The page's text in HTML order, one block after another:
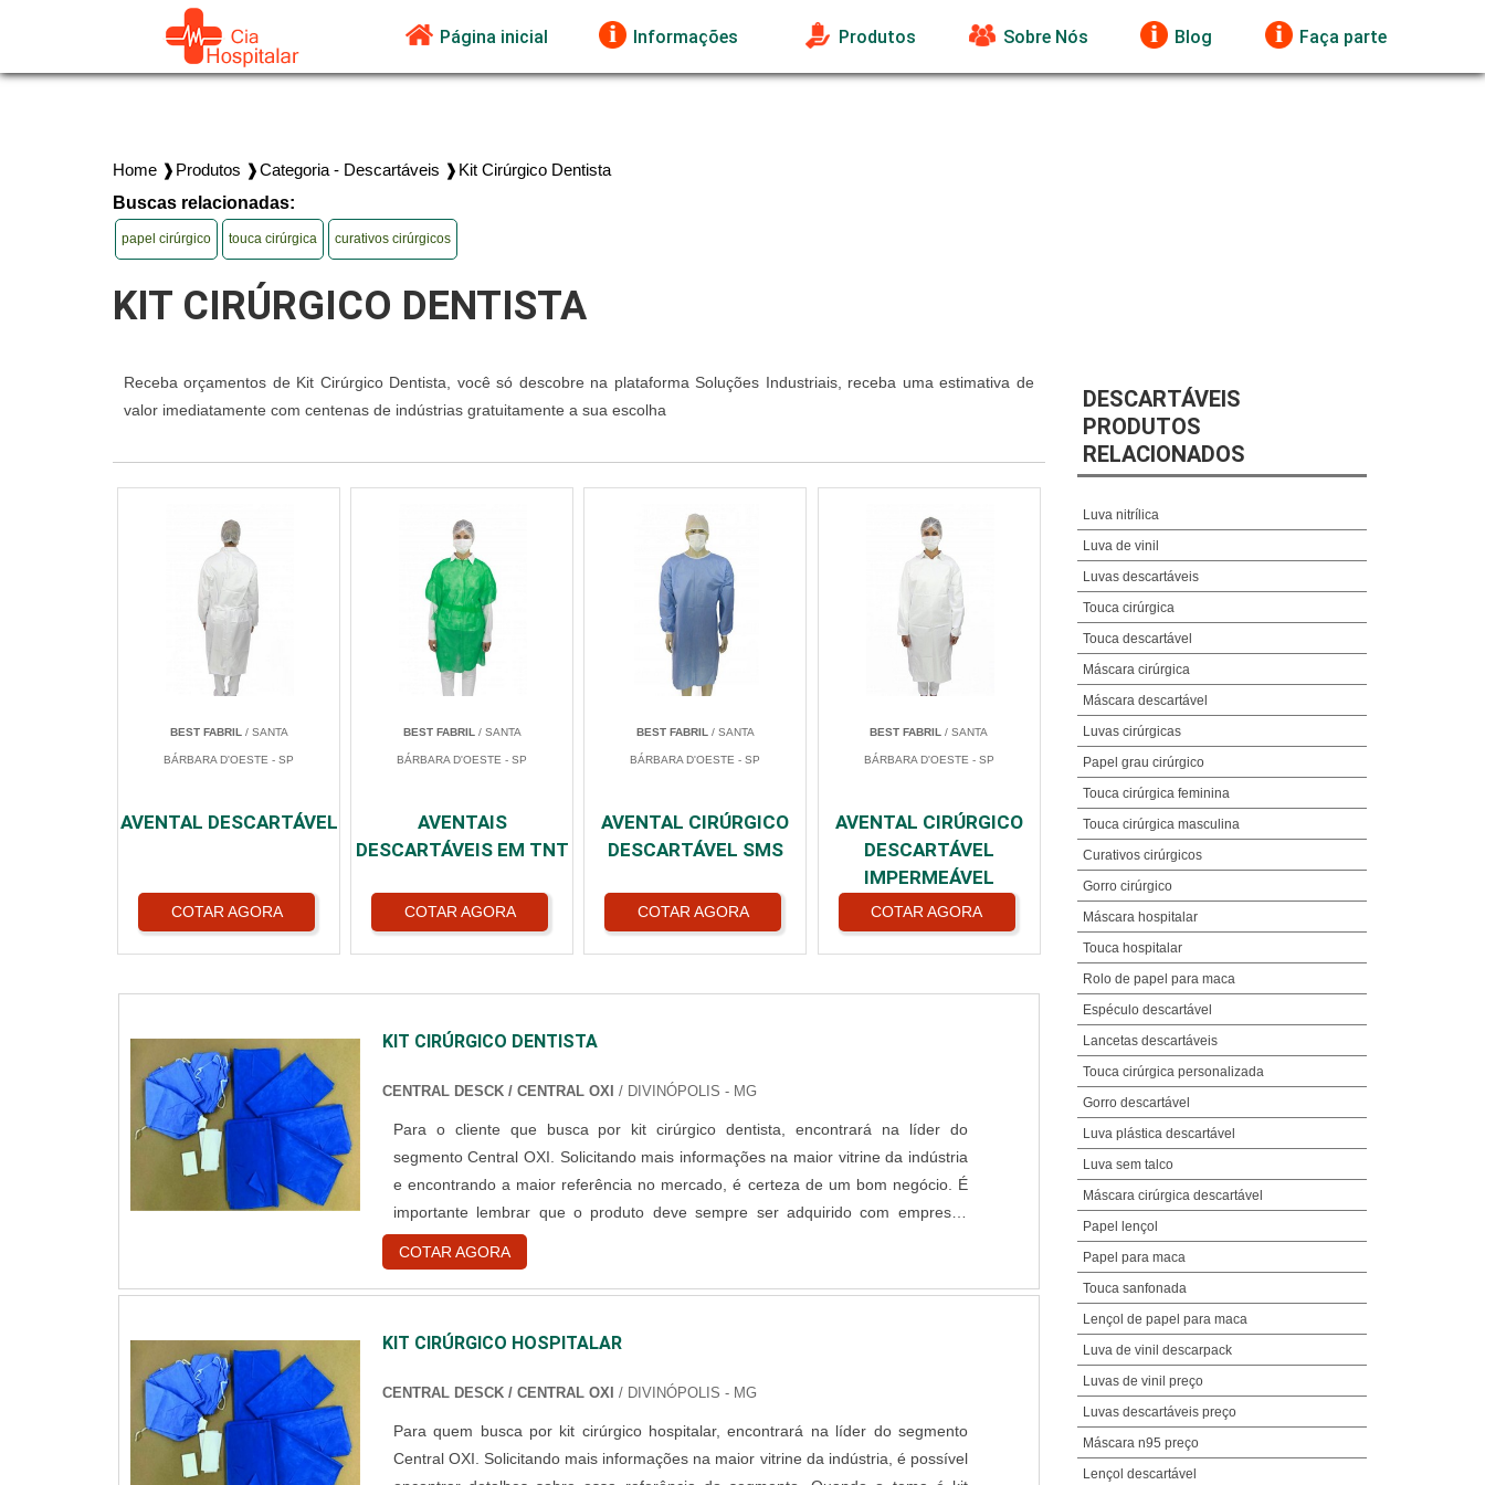
Página inicial Informações Produtos Sobre Nós Blog Faça parte
Home ❱ Produtos ❱Categoria - Descartáveis ❱ Kit Cirúrgico Dentista
Buscas relacionadas:
papel cirúrgico touca cirúrgica curativos cirúrgicos
KIT CIRÚRGICO DENTISTA
Receba orçamentos de Kit Cirúrgico Dentista, você só descobre na plataforma Soluções Industriais, receba uma estimativa de
valor imediatamente com centenas de indústrias gratuitamente a sua escolha
BEST FABRIL/ SANTA
BÁRBARA D'OESTE - SP
AVENTAL DESCARTÁVEL
COTAR AGORA
BEST FABRIL/ SANTA
BÁRBARA D'OESTE - SP
AVENTAIS
DESCARTÁVEIS EM TNT
COTAR AGORA
BEST FABRIL/ SANTA
BÁRBARA D'OESTE - SP
AVENTAL CIRÚRGICO
DESCARTÁVEL SMS
COTAR AGORA
BEST FABRIL / SANTA
BÁRBARA D'OESTE - SP
AVENTAL CIRÚRGICO
DESCARTÁVEL
IMPERMEÁVEL
COTAR AGORA
KIT CIRÚRGICO DENTISTA
CENTRAL DESCK / CENTRAL OXI / DIVINÓPOLIS - MG
Para o cliente que busca por kit cirúrgico dentista, encontrará na líder do
segmento Central OXI. Solicitando mais informações na maior vitrine da indústria
e encontrando a maior referência no mercado, é certeza de um bom negócio. É
importante lembrar que o produto deve sempre ser adquirido com empresas
especializadas no segmento. Esse tipo de cuidado ajuda a garantir a qualidade e
durabilidade dos materiais, além de evitar prejuízos com substituições frequentes
de produtos que não cumprem com suas funções
DENTISTASe alguém pesquisar kit cirúrgico dentista em uma empresa
kits cirúrgicos esterilizados, a empresa visa sempre a qualidade final para a
fidelização do cliente.Não obstante, quando falamos em kit cirúrgico dentista,
COTAR AGORA
KIT CIRÚRGICO HOSPITALAR
CENTRAL DESCK / CENTRAL OXI / DIVINÓPOLIS - MG
Para quem busca por kit cirúrgico hospitalar, encontrará na líder do segmento
Central OXI. Solicitando mais informações na maior vitrine da indústria, é possível
DESCARTÁVEIS
PRODUTOS
RELACIONADOS
Luva nitrílica
Luva de vinil
Luvas descartáveis
Touca cirúrgica
Touca descartável
Máscara cirúrgica
Máscara descartável
Luvas cirúrgicas
Papel grau cirúrgico
Touca cirúrgica feminina
Touca cirúrgica masculina
Curativos cirúrgicos
Gorro cirúrgico
Máscara hospitalar
Touca hospitalar
Rolo de papel para maca
Espéculo descartável
Lancetas descartáveis
Touca cirúrgica personalizada
Gorro descartável
Luva plástica descartável
Luva sem talco
Máscara cirúrgica descartável
Papel lençol
Papel para maca
Touca sanfonada
Lençol de papel para maca
Luva de vinil descarpack
Luvas de vinil preço
Luvas descartáveis preço
Máscara n95 preço
Lençol descartável